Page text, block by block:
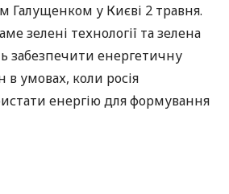
Галущенком у Києві 2 травня.
зелені технології та зелена
забезпечити енергетичну
в умовах, коли росія
енергію для формування